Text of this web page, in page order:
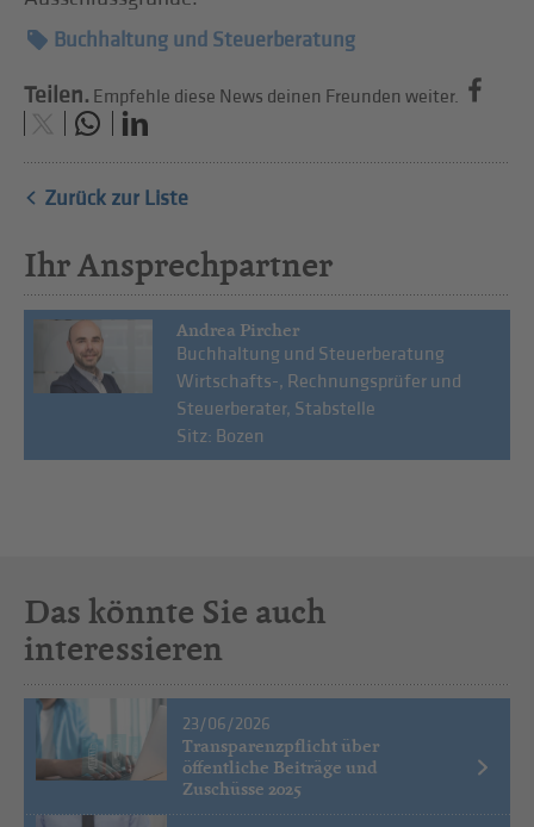
Buchhaltung und Steuerberatung
Teilen. Empfehle diese News deinen Freunden weiter.
Zurück zur Liste
Ihr Ansprechpartner
Andrea Pircher
Buchhaltung und Steuerberatung
Wirtschafts-, Rechnungsprüfer und
Steuerberater, Stabstelle
Sitz: Bozen
Das könnte Sie auch
interessieren
23/06/2026
Transparenzpflicht über
öffentliche Beiträge und
Zuschüsse 2025